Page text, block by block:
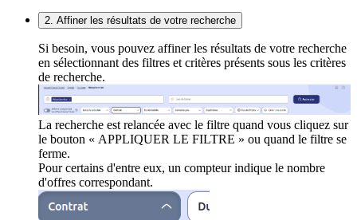
2. Affiner les résultats de votre recherche
Si besoin, vous pouvez affiner les résultats de votre recherche
en sélectionnant des filtres et critères présents sous les critères
de recherche.
La recherche est relancée avec le filtre quand vous cliquez sur
le bouton « APPLIQUER LE FILTRE » ou quand le filtre se
ferme.
Pour certains d'entre eux, un compteur indique le nombre
d'offres correspondant.